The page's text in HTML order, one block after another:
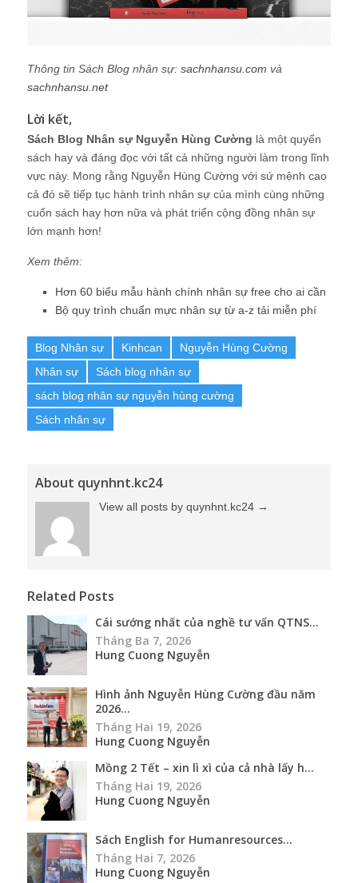
Thông tin Sách Blog nhân sự: sachnhansu.com và
sachnhansu.net
Lời kết,
Sách Blog Nhân sự Nguyễn Hùng Cường là một quyển
sách hay và đáng đọc với tất cả những người làm trong lĩnh
vực này. Mong rằng Nguyễn Hùng Cường với sứ mệnh cao
cả đó sẽ tiếp tục hành trình nhân sự của mình cùng những
cuốn sách hay hơn nữa và phát triển cộng đồng nhân sự
lớn mạnh hơn!
Xem thêm:
Hơn 60 biểu mẫu hành chính nhân sự free cho ai cần
Bộ quy trình chuẩn mực nhân sự từ a-z tải miễn phí
Blog Nhân sự Kinhcan
Nguyễn Hùng Cường
Nhân sự
Sách blog nhân sự
sách blog nhân sự nguyễn hùng cường
Sách nhân sự
About quynhnt.kc24
View all posts by quynhnt.kc24 →
Related Posts
Cái sướng nhất của nghề tư vấn QTNS...
Tháng Ba 7, 2026
Hung Cuong Nguyễn
Hình ảnh Nguyễn Hùng Cường đầu năm
2026...
Tháng Hai 19, 2026
Hung Cuong Nguyễn
Mồng 2 Tết – xin lì xì của cả nhà lấy h...
Tháng Hai 19, 2026
Hung Cuong Nguyễn
Sách English for Humanresources...
Tháng Hai 7, 2026
Hung Cuong Nguyễn